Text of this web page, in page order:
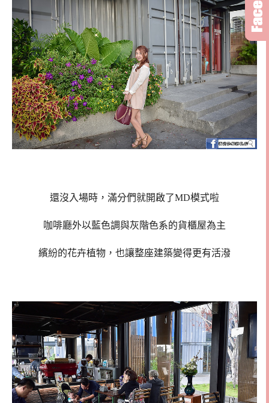
還沒入場時，滿分們就開啟了MD模式啦
咖啡廳外以藍色調與灰階色系的貨櫃屋為主
繽紛的花卉植物，也讓整座建築變得更有活潑